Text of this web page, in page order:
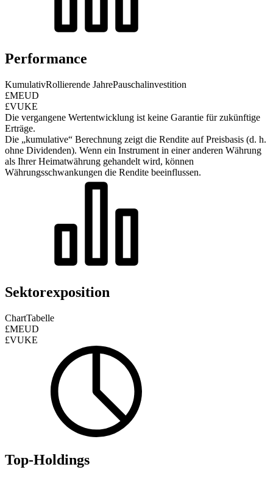
Performance
KumulativRollierende JahrePauschalinvestition
£MEUD
£VUKE
Die vergangene Wertentwicklung ist keine Garantie für zukünftige
Erträge.
Die „kumulative“ Berechnung zeigt die Rendite auf Preisbasis (d. h.
ohne Dividenden). Wenn ein Instrument in einer anderen Währung
als Ihrer Heimatwährung gehandelt wird, können
Währungsschwankungen die Rendite beeinflussen.
Sektorexposition
ChartTabelle
£MEUD
£VUKE
Top-Holdings